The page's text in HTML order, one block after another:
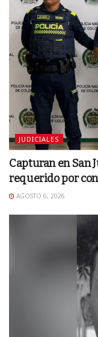
JUDICIALES
Capturan en San
requerido por
AGOSTO 6, 2026